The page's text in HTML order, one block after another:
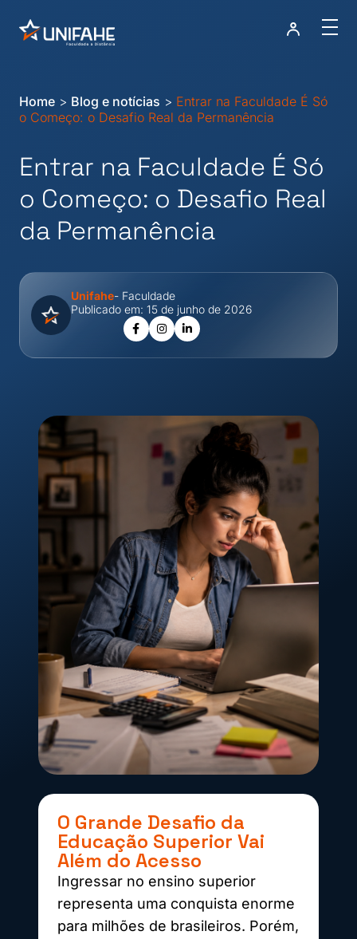
Home > Blog e notícias > Entrar na Faculdade É Só
o Começo: o Desafio Real da Permanência
Entrar na Faculdade É Só
o Começo: o Desafio Real
da Permanência
Unifahe- Faculdade
Publicado em: 15 de junho de 2026
O Grande Desafio da
Educação Superior Vai
Além do Acesso
Ingressar no ensino superior
representa uma conquista enorme
para milhões de brasileiros. Porém,